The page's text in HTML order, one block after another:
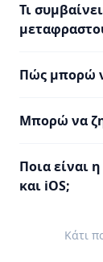
Τι
Πώς μπορώ
Μπορώ να
Ποια είναι
και iOS;
Κάτι